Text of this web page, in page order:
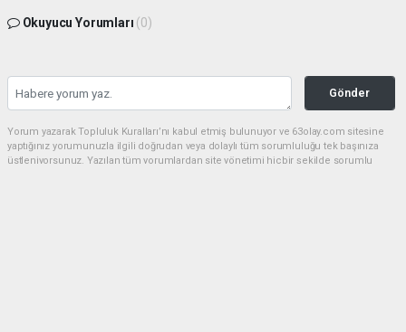
Okuyucu Yorumları (0)
Gönder
Yorum yazarak Topluluk Kuralları’nı kabul etmiş bulunuyor ve 63olay.com sitesine
yaptığınız yorumunuzla ilgili doğrudan veya dolaylı tüm sorumluluğu tek başınıza
üstleniyorsunuz. Yazılan tüm yorumlardan site yönetimi hiçbir şekilde sorumlu